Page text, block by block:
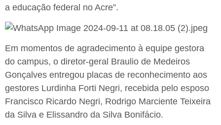
a educação federal no Acre”.
Em momentos de agradecimento à equipe gestora
do campus, o diretor-geral Braulio de Medeiros
Gonçalves entregou placas de reconhecimento aos
gestores Lurdinha Forti Negri, recebida pelo esposo
Francisco Ricardo Negri, Rodrigo Marciente Teixeira
da Silva e Elissandro da Silva Bonifácio.